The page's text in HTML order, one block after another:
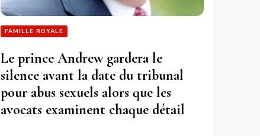
FAMILLE ROYALE
Le prince Andrew gardera le
silence avant la date du tribunal
pour abus sexuels alors que les
avocats examinent chaque détail